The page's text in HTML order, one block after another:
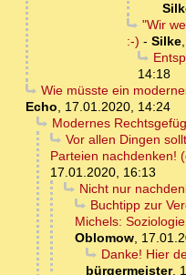
"Wir
:-) - Silke,
14:18
Wie müsste ein
Echo, 17.01.2020, 14:24
Modernes
Vor allen Dingen
Parteien nachdenken!
17.01.2020, 16:13
Nicht nur
Buchtipp zur
Michels:
Oblomow,
Danke! Hier
bürgermeister,